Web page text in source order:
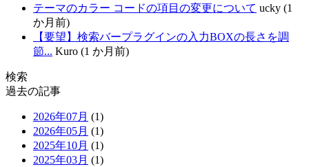
テーマのカラー コードの項目の変更について ucky (1
か月前)
【要望】検索バープラグインの入力BOXの長さを調
節... Kuro (1 か月前)
検索
過去の記事
2026年07月 (1)
2026年05月 (1)
2025年10月 (1)
2025年03月 (1)